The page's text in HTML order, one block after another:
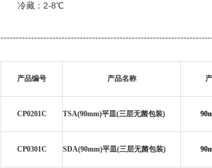
冷藏：2-8℃
产品编号 产品名称
CP0201C TSA(90mm)平皿(三层无菌包装)
CP0301C SDA(90mm)平皿(三层无菌包装)